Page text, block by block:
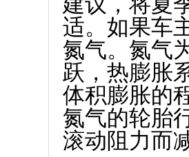
适。如果车
氮气。氮气
跃，热膨胀
体积膨胀的
氮气的轮胎
滚动阻力而